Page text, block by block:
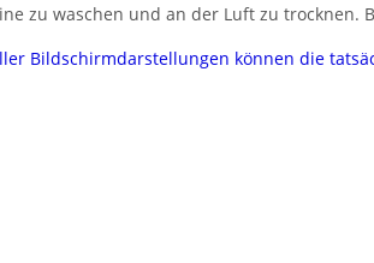
zu waschen und an der Luft zu trocknen.
Bildschirmdarstellungen können die